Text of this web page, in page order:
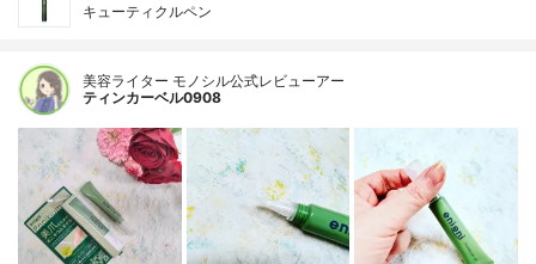
キューティクルペン
美容ライター モノシル公式レビューアー
ティンカーベル0908